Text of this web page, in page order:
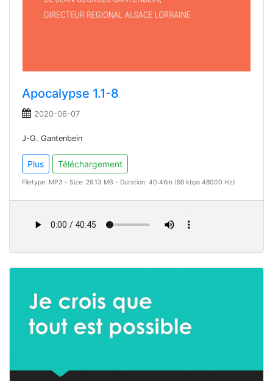
Apocalypse 1.1-8
2020-06-07
J-G. Gantenbein
Plus Téléchargement
Filetype: MP3 - Size: 29.13 MB - Duration: 40:46m (98 kbps 48000 Hz)